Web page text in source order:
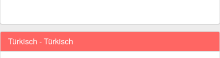
Türkisch - Türkisch